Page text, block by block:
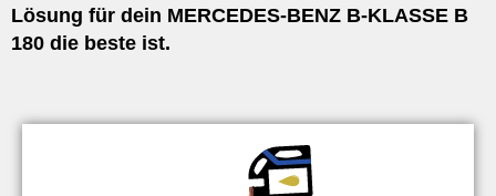
Lösung für dein MERCEDES-BENZ B-KLASSE B
180 die beste ist.